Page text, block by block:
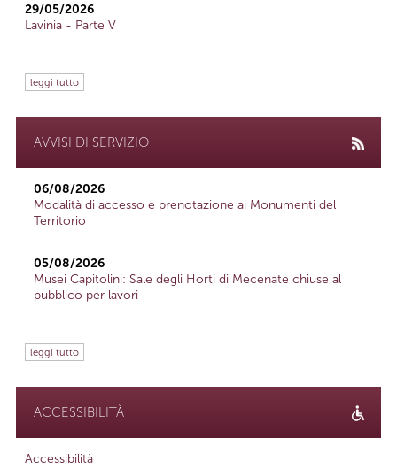
29/05/2026
Lavinia - Parte V
leggi tutto
AVVISI DI SERVIZIO
06/08/2026
Modalità di accesso e prenotazione ai Monumenti del
Territorio
05/08/2026
Musei Capitolini: Sale degli Horti di Mecenate chiuse al
pubblico per lavori
leggi tutto
ACCESSIBILITÀ
Accessibilità